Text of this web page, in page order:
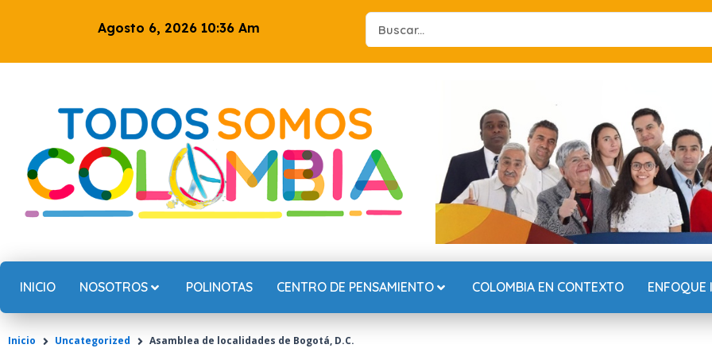
Agosto 6, 2026 10:36 Am
Search
...
INICIO NOSOTROS POLINOTAS CENTRO DE PENSAMIENTO COLOMBIA EN CONTEXTO ENFOQUE
Inicio Uncategorized Asamblea de localidades de Bogotá, D.C.